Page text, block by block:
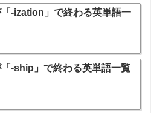
-ization」で終わる英単語一
-ship」で終わる英単語一覧